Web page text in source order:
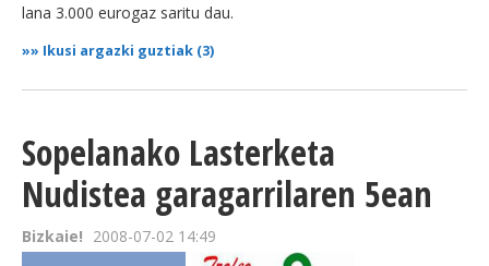
lana 3.000 eurogaz saritu dau.
»» Ikusi argazki guztiak (3)
Sopelanako Lasterketa
Nudistea garagarrilaren 5ean
Bizkaie! 2008-07-02 14:49